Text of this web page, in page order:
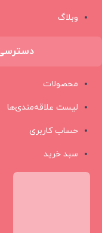
وبلاگ
محصولات
لیست علاقه‌مندی‌ها
حساب کاربری
سبد خرید